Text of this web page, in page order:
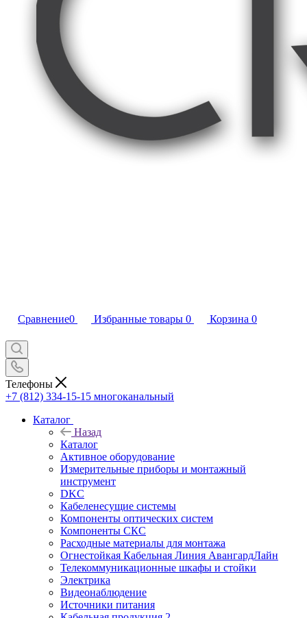
Сравнение0 Избранные товары 0 Корзина 0
Телефоны
+7 (812) 334-15-15 многоканальный
Каталог
Назад
Каталог
Активное оборудование
Измерительные приборы и монтажный
инструмент
DKC
Кабеленесущие системы
Компоненты оптических систем
Компоненты СКС
Расходные материалы для монтажа
Огнестойкая Кабельная Линия АвангардЛайн
Телекоммуникационные шкафы и стойки
Электрика
Видеонаблюдение
Источники питания